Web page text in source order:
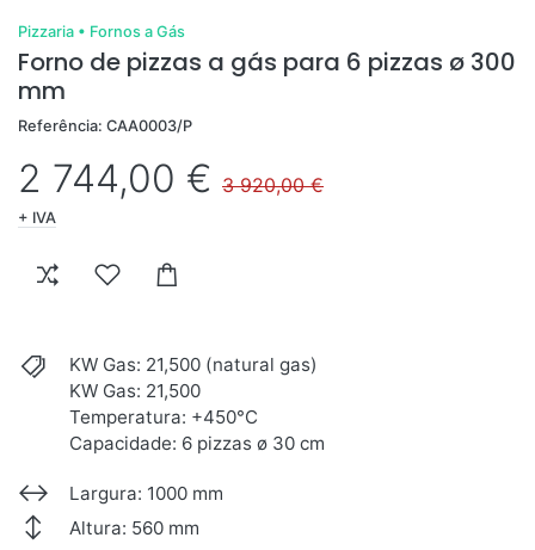
Pizzaria • Fornos a Gás
Forno de pizzas a gás para 6 pizzas ø 300
mm
Referência: CAA0003/P
2 744,00 € 3 920,00 €
+ IVA
KW Gas: 21,500 (natural gas)
KW Gas: 21,500
Temperatura: +450°C
Capacidade: 6 pizzas ø 30 cm
Largura: 1000 mm
Altura: 560 mm